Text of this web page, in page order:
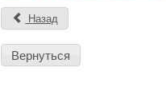
Назад
Вернуться